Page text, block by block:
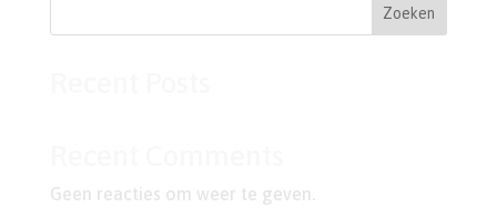
Zoeken
Geen reacties om weer te geven.